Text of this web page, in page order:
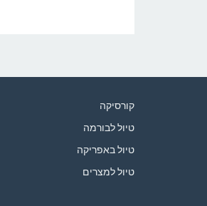
קורסיקה
טיול לבורמה
טיול באפריקה
טיול למצרים